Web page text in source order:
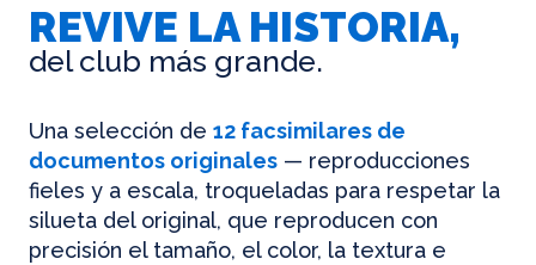
REVIVE LA HISTORIA,
del club más grande.
Una selección de 12 facsimilares de
documentos originales — reproducciones
fieles y a escala, troqueladas para respetar la
silueta del original, que reproducen con
precisión el tamaño, el color, la textura e